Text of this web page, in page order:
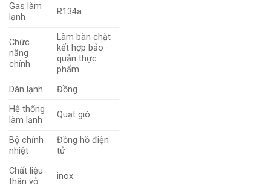
Gas làm
lạnh
R134a
Chức
năng
chính
Làm bàn chặt
kết hợp bảo
quản thực
phẩm
Dàn lạnh
Đồng
Hệ thống
làm lạnh
Quạt gió
Bộ chỉnh
nhiệt
Đồng hồ điện
tử
Chất liệu
thân vỏ
inox